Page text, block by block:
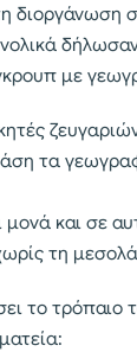
διοργάνωση
με
τα
μονά και σε
τη
το τρόπαιο